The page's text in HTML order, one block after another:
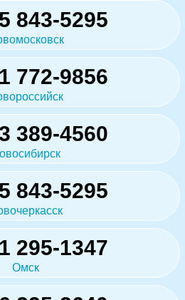
843-5295
772-9856
389-4560
843-5295
295-1347
Омск